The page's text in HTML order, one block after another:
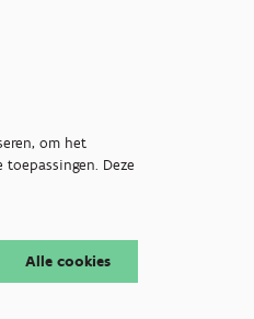
om het
Deze
Alle cookies